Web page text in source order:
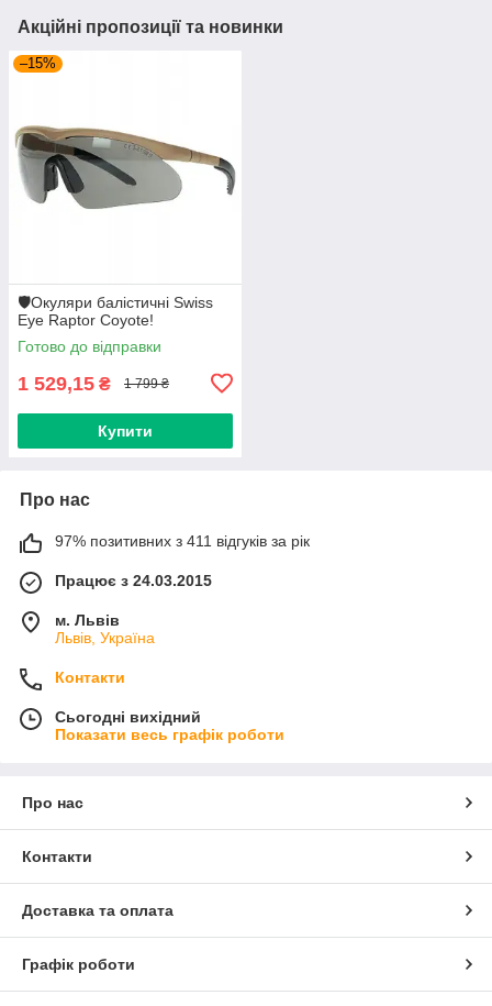
Акційні пропозиції та новинки
–15%
🛡️Окуляри балістичні Swiss
Eye Raptor Coyote!
Готово до відправки
1 529,15 ₴ 1 799 ₴
Купити
Про нас
97% позитивних з 411 відгуків за рік
Працює з 24.03.2015
м. Львів
Львів, Україна
Контакти
Сьогодні вихідний
Показати весь графік роботи
Про нас
Контакти
Доставка та оплата
Графік роботи